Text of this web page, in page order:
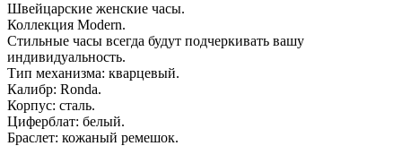
Швейцарские женские часы.
Коллекция Modern.
Стильные часы всегда будут подчеркивать вашу
индивидуальность.
Тип механизма: кварцевый.
Калибр: Ronda.
Корпус: сталь.
Циферблат: белый.
Браслет: кожаный ремешок.